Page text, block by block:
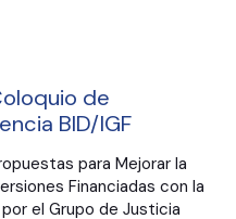
de
BID/IGF
para Mejorar la
Financiadas con la
el Grupo de Justicia